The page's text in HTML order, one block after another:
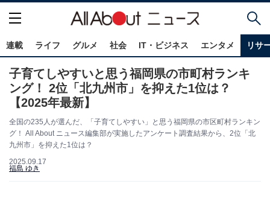
連載 ライフ グルメ 社会 IT・ビジネス エンタメ リサ
子育てしやすいと思う福岡県の市町村ランキ
ング！ 2位「北九州市」を抑えた1位は？
【2025年最新】
全国の235人が選んだ、「子育てしやすい」と思う福岡県の市区町村ランキン
グ！ All About ニュース編集部が実施したアンケート調査結果から、2位「北
九州市」を抑えた1位は？
2025.09.17
福島 ゆき